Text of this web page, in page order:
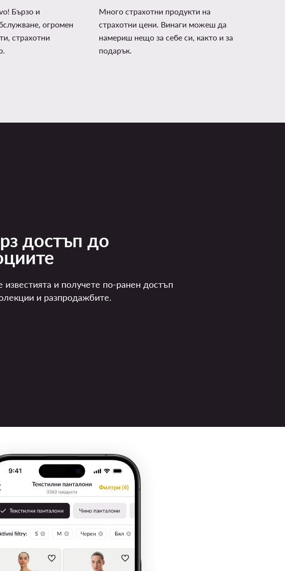
Бързо и
огромен
страхотни
Много страхотни продукти на
страхотни цени. Винаги можеш да
намериш нещо за себе си, както и за
подарък.
достъп до
известията и получете по-ранен достъп
и разпродажбите.